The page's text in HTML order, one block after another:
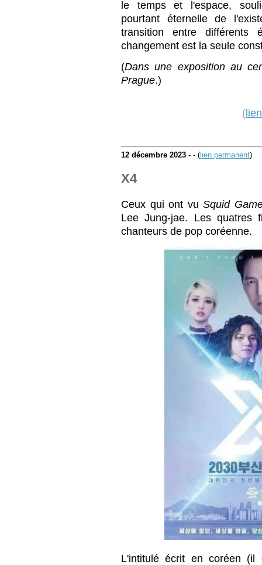
le temps et l'espace,
pourtant éternelle de
transition entre différents
changement est la seule
(Dans une exposition au
Prague.)
(
12 décembre 2023 - - ( lien permanent)
X4
Ceux qui ont vu Squid
Lee Jung-jae. Les quatres
chanteurs de pop coréenne.
L'intitulé écrit en coréen